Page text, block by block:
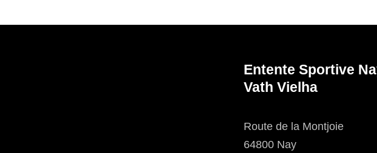
Entente Sportive
Vath Vielha
Route de la Montjoie
64800 Nay